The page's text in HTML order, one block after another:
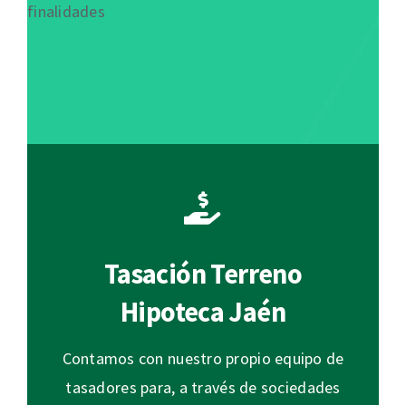
finalidades
Tasación Terreno
Hipoteca Jaén
Contamos con nuestro propio equipo de
tasadores para, a través de sociedades